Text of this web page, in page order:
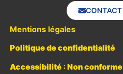
CONTACT
Mentions légales
Politique de confidentialité
Accessibilité : Non conforme